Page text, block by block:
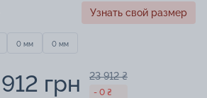
Узнать свой размер
0 мм 0 мм
грн 23 912 ₴
- 0 ₴